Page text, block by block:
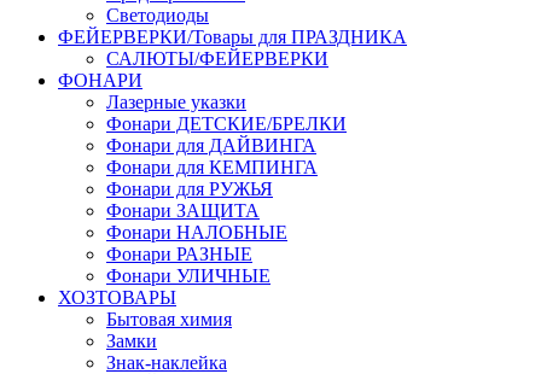
Светодиоды
ФЕЙЕРВЕРКИ/Товары для ПРАЗДНИКА
САЛЮТЫ/ФЕЙЕРВЕРКИ
ФОНАРИ
Лазерные указки
Фонари ДЕТСКИЕ/БРЕЛКИ
Фонари для ДАЙВИНГА
Фонари для КЕМПИНГА
Фонари для РУЖЬЯ
Фонари ЗАЩИТА
Фонари НАЛОБНЫЕ
Фонари РАЗНЫЕ
Фонари УЛИЧНЫЕ
ХОЗТОВАРЫ
Бытовая химия
Замки
Знак-наклейка